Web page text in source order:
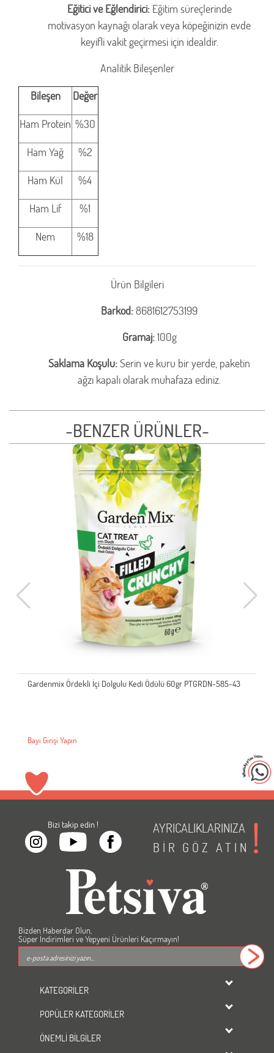
Eğitici ve Eğlendirici:Eğitim süreçlerinde
motivasyon kaynağı olarak veya köpeğinizin evde
keyifli vakit geçirmesi için idealdir.
Analitik Bileşenler
Bileşen
Değer
Ham Protein %30
Ham Yağ
%2
Ham Kül
%4
Ham Lif
%1
Nem
%18
Ürün Bilgileri
Barkod:8681612753199
Gramaj:100g
Saklama Koşulu:Serin ve kuru bir yerde, paketin
ağzı kapalı olarak muhafaza ediniz.
-BENZER ÜRÜNLER-
Gardenmix Ördekli İçi Dolgulu Kedi Ödülü 60gr PTGRDN-585-43
Bayi Girişi Yapın
Bizi takip edin !
AYRICALIKLARINIZA
BİR GÖZ ATIN
Bizden Haberdar Olun,
Süper İndirimleri ve Yepyeni Ürünleri Kaçırmayın!
KATEGORİLER
dondurulmuş ürünler
KÖPEK
POPÜLER KATEGORİLER
Kedi Maması
ÖNEMLİ BİLGİLER